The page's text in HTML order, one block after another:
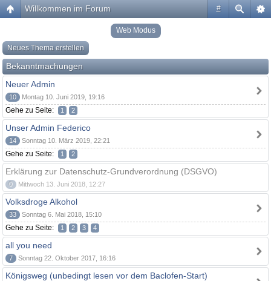
#
Willkommen im Forum
Web Modus
Neues Thema erstellen
Bekanntmachungen
Neuer Admin
10 Montag 10. Juni 2019, 19:16
Gehe zu Seite: 1 2
Unser Admin Federico
14 Sonntag 10. März 2019, 22:21
Gehe zu Seite: 1 2
Erklärung zur Datenschutz-Grundverordnung (DSGVO)
0 Mittwoch 13. Juni 2018, 12:27
Volksdroge Alkohol
33 Sonntag 6. Mai 2018, 15:10
Gehe zu Seite: 1 2 3 4
all you need
7 Sonntag 22. Oktober 2017, 16:16
Königsweg (unbedingt lesen vor dem Baclofen-Start)